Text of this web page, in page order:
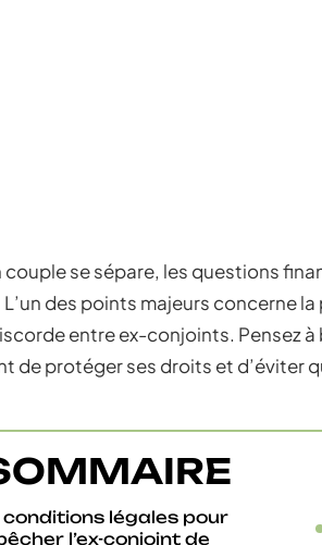
couple se sépare, les questions
des points majeurs concerne
entre ex-conjoints. Pensez
de protéger ses droits et d’éviter
conditions légales pour
l’ex-conjoint de